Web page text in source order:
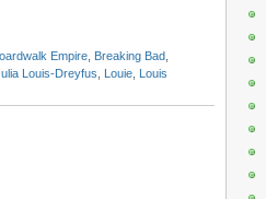
Empire Breaking Bad
Louis-Dreyfus Louie Louis